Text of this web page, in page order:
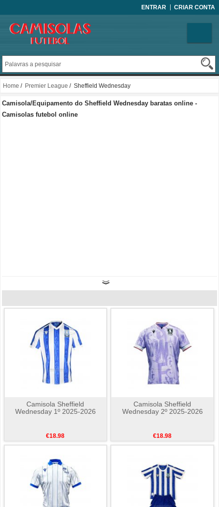
ENTRAR CRIAR CONTA
Home / Premier League / Sheffield Wednesday
Camisola/Equipamento do Sheffield Wednesday baratas online -
Camisolas futebol online
Camisola Sheffield
Wednesday 1º 2025-2026
€18.98
Camisola Sheffield
Wednesday 2º 2025-2026
€18.98